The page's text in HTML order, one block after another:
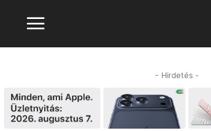
- Hirdetés -